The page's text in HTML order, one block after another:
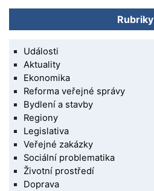
Rubriky
Události
Aktuality
Ekonomika
Reforma veřejné správy
Bydlení a stavby
Regiony
Legislativa
Veřejné zakázky
Sociální problematika
Životní prostředí
Doprava